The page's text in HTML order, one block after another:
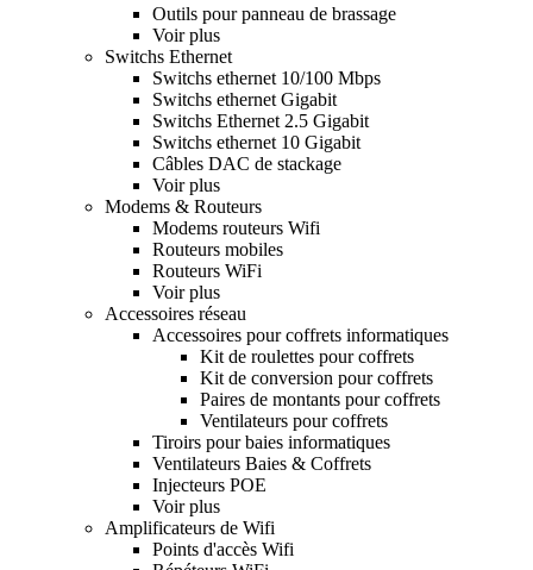
Outils pour panneau de brassage
Voir plus
Switchs Ethernet
Switchs ethernet 10/100 Mbps
Switchs ethernet Gigabit
Switchs Ethernet 2.5 Gigabit
Switchs ethernet 10 Gigabit
Câbles DAC de stackage
Voir plus
Modems & Routeurs
Modems routeurs Wifi
Routeurs mobiles
Routeurs WiFi
Voir plus
Accessoires réseau
Accessoires pour coffrets informatiques
Kit de roulettes pour coffrets
Kit de conversion pour coffrets
Paires de montants pour coffrets
Ventilateurs pour coffrets
Tiroirs pour baies informatiques
Ventilateurs Baies & Coffrets
Injecteurs POE
Voir plus
Amplificateurs de Wifi
Points d'accès Wifi